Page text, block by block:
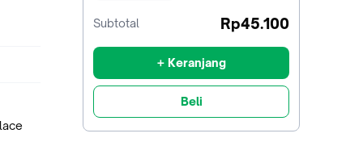
Subtotal Rp45.100
+ Keranjang
Beli